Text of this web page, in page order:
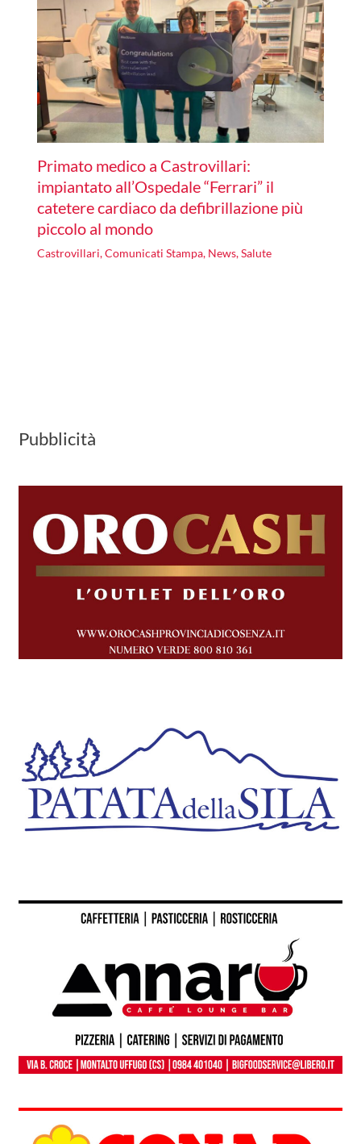
Primato medico a Castrovillari:
impiantato all’Ospedale “Ferrari” il
catetere cardiaco da defibrillazione più
piccolo al mondo
Castrovillari,Comunicati Stampa, News,Salute
Pubblicità